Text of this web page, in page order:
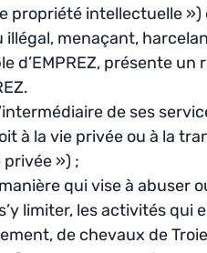
propriété intellectuelle »)
menaçant,
d’EMPREZ, présente
de ses
à la vie privée ou à la
») ;
qui vise à abuser
limiter, les activités
de chevaux de